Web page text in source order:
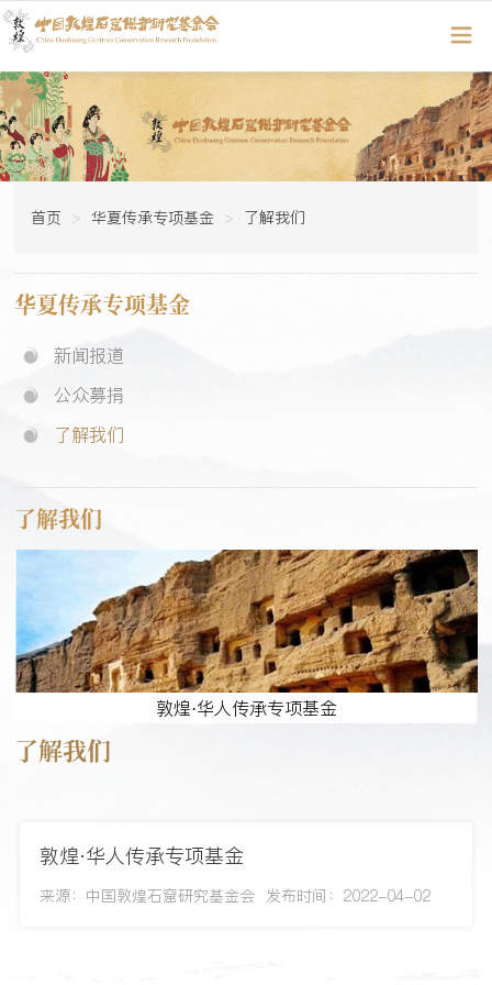
首页 华夏传承专项基金 了解我们
华夏传承专项基金
新闻报道
公众募捐
了解我们
了解我们
敦煌·华人传承专项基金
了解我们
敦煌·华人传承专项基金
来源：中国敦煌石窟研究基金会 发布时间：2022-04-02